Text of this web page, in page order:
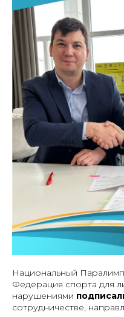
Национальный
Федерация спорта для
нарушениями
сотрудничестве,